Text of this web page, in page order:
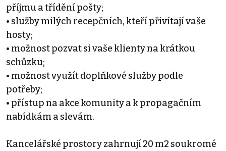
příjmu a třídění pošty;
• služby milých recepčních, kteří přivítají vaše
hosty;
• možnost pozvat si vaše klienty na krátkou
schůzku;
• možnost využít doplňkové služby podle
potřeby;
• přístup na akce komunity a k propagačním
nabídkám a slevám.
Kancelářské prostory zahrnují 20 m2 soukromé